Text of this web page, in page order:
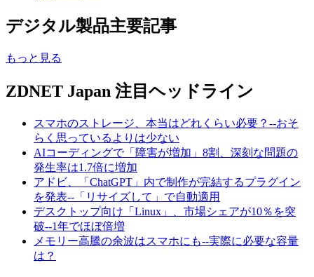
デジタル製品主要記事
もっと見る
ZDNET Japan 注目ヘッドライン
スマホのストレージ、本当はどれくらい必要？--おそ
らく思っているよりは少ない
AIコーディングで「障害が増加」8割、深刻な問題の
発生率は1.7倍に増加
アドビ、「ChatGPT」内で制作が完結するプラグイン
を発表--「リサイズして」で自動適用
デスクトップ向け「Linux」、市場シェアが10％を突
破--1年でほぼ倍増
メモリー高騰の余波はスマホにも--実際に必要な容量
は？